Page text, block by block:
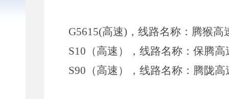
G5615(高速) ，线路名称：腾猴高
S10 （高速），线路名称：保腾
S90 （高速），线路名称：腾陇